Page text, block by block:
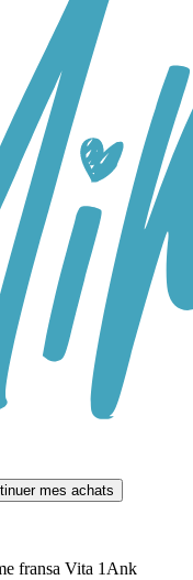
mes achats
fransa Vita 1Ank